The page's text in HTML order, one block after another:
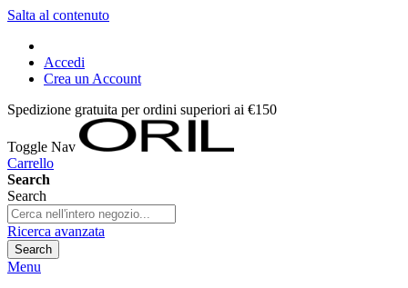
Salta al contenuto
Accedi
Crea un Account
Spedizione gratuita per ordini superiori ai €150
Toggle Nav
Carrello
Search
Search
Ricerca avanzata
Search
Menu